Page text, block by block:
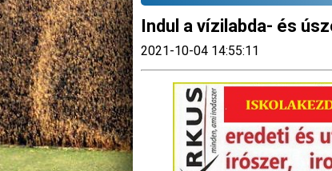
Indul a vízilabda- és
2021-10-04 14:55:11